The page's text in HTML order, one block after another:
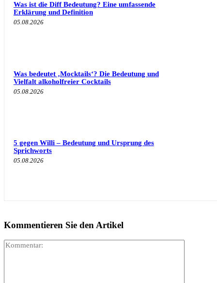
Was ist die Diff Bedeutung? Eine umfassende
Erklärung und Definition
05.08.2026
Was bedeutet ‚Mocktails‘? Die Bedeutung und
Vielfalt alkoholfreier Cocktails
05.08.2026
5 gegen Willi – Bedeutung und Ursprung des
Sprichworts
05.08.2026
Kommentieren Sie den Artikel